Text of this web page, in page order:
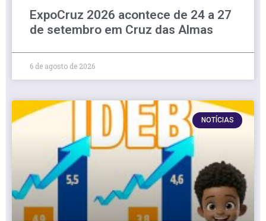
ExpoCruz 2026 acontece de 24 a 27
de setembro em Cruz das Almas
6 de agosto de 2026
NOTÍCIAS